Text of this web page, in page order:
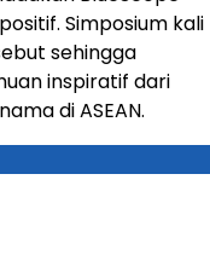
Simposium kali
sehingga
inspiratif dari
di ASEAN.